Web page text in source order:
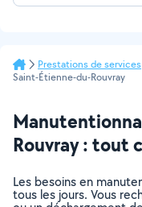
Prestations de services
Saint-Étienne-du-Rouvray
Rouvray : tout
Les besoins en
tous les jours. Vous